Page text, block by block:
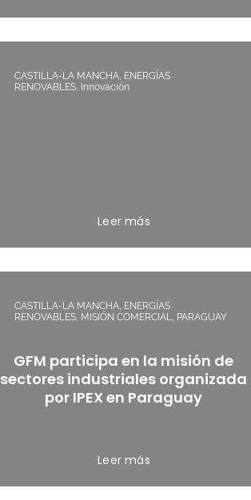
CASTILLA-LA MANCHA, ENERGÍAS
RENOVABLES, Innovación
Leer más
CASTILLA-LA MANCHA, ENERGÍAS
RENOVABLES, MISIÓN COMERCIAL, PARAGUAY
GFM participa en la misión de
sectores industriales organizada
por IPEX en Paraguay
Leer más